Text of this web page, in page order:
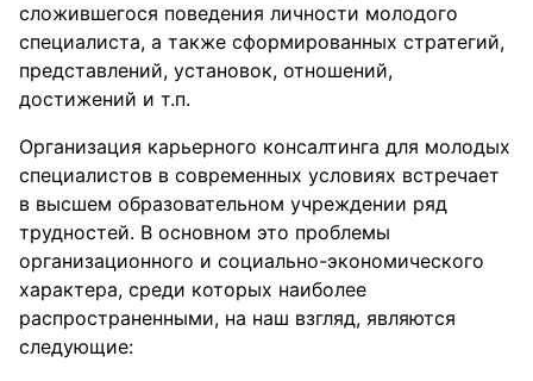
сложившегося поведения личности молодого
специалиста, а также сформированных стратегий,
представлений, установок, отношений,
достижений и т.п.
Организация карьерного консалтинга для молодых
специалистов в современных условиях встречает
в высшем образовательном учреждении ряд
трудностей. В основном это проблемы
организационного и социально-экономического
характера, среди которых наиболее
распространенными, на наш взгляд, являются
следующие: